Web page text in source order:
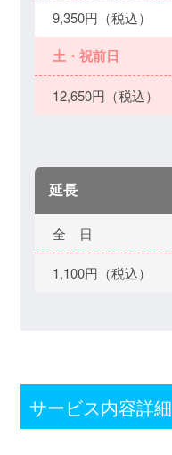
9,350円（税込）
土・祝前日
12,650円（税込）
延長
全 日
1,100円（税込）
サービス内容詳細